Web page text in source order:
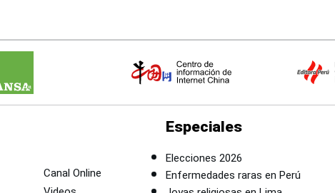
Canal Online
Especiales
Elecciones 2026
Enfermedades raras en Perú